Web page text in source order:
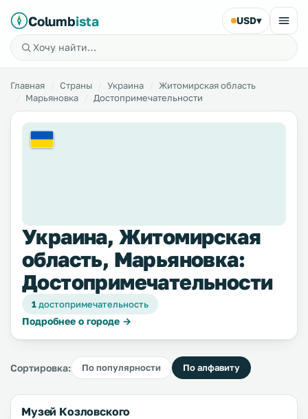
Columbista USD▾
Главная Страны Украина
Житомирская область
Марьяновка
Достопримечательности
Украина, Житомирская
область, Марьяновка:
Достопримечательности
1достопримечательность
Подробнее о городе →
Сортировка: По популярности По алфавиту
Музей Козловского